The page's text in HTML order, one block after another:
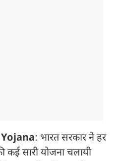
: भारत सरकार ने हर
कई सारी योजना चलायी